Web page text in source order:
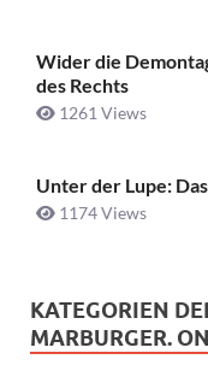
Wider die
des Rechts
1261 Views
Unter der Lupe:
1174 Views
KATEGORIEN
MARBURGER.